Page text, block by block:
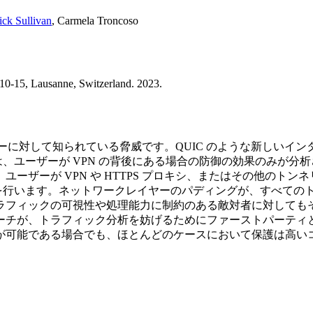
Sullivan, Carmela Troncoso
15, Lausanne, Switzerland. 2023.
に対して知られている脅威です。QUIC のような新しいイ
ユーザーが VPN の背後にある場合の防御の効果のみが分
ーザーが VPN や HTTPS プロキシ、またはその他のトン
います。ネットワークレイヤーのパディングが、すべて
ィックの可視性や処理能力に制約のある敵対者に対して
が、トラフィック分析を妨げるためにファーストパーテ
能である場合でも、ほとんどのケースにおいて保護は高い